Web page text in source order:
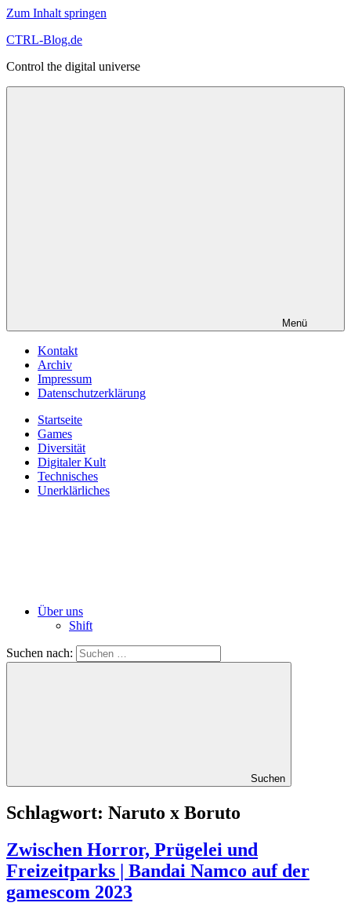
Zum Inhalt springen
CTRL-Blog.de
Control the digital universe
Menü
Kontakt
Archiv
Impressum
Datenschutzerklärung
Startseite
Games
Diversität
Digitaler Kult
Technisches
Unerklärliches
Über uns
Shift
Suchen nach:
Suchen
Schlagwort: Naruto x Boruto
Zwischen Horror, Prügelei und
Freizeitparks | Bandai Namco auf der
gamescom 2023